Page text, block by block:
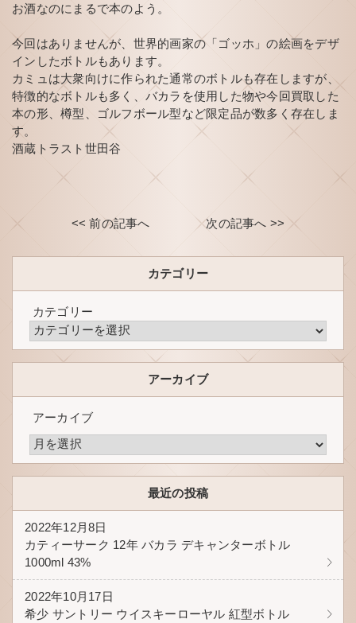
お酒なのにまるで本のよう。
今回はありませんが、世界的画家の「ゴッホ」の絵画をデザ
インしたボトルもあります。
­カミュは大衆向けに作られた通常のボトルも存在しますが、
特徴的なボトルも多く、バカラを使用した物や今回買取した
本の形、樽型、ゴルフボール型など限定品が数多く存在しま
す。
酒蔵トラスト世田谷
<< 前の記事へ 次の記事へ >>
カテゴリー
カテゴリー
アーカイブ
アーカイブ
最近の投稿
2022年12月8日
カティーサーク 12年 バカラ デキャンターボトル
1000ml 43%
2022年10月17日
希少 サントリー ウイスキーローヤル 紅型ボトル